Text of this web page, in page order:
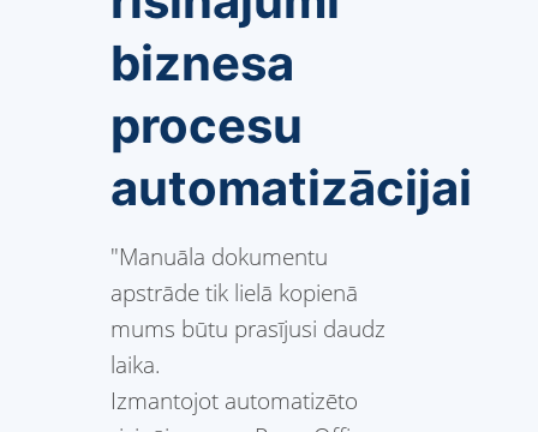
biznesa
procesu
automatizācijai
"Manuāla dokumentu
apstrāde tik lielā kopienā
mums būtu prasījusi daudz
laika.
Izmantojot automatizēto